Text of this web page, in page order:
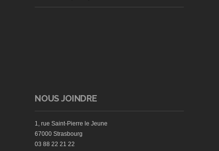
NOUS JOINDRE
1, rue Saint-Pierre le Jeune
67000 Strasbourg
03 88 22 21 22